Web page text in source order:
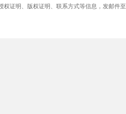
证明、版权证明、联系方式等信息，发邮件至